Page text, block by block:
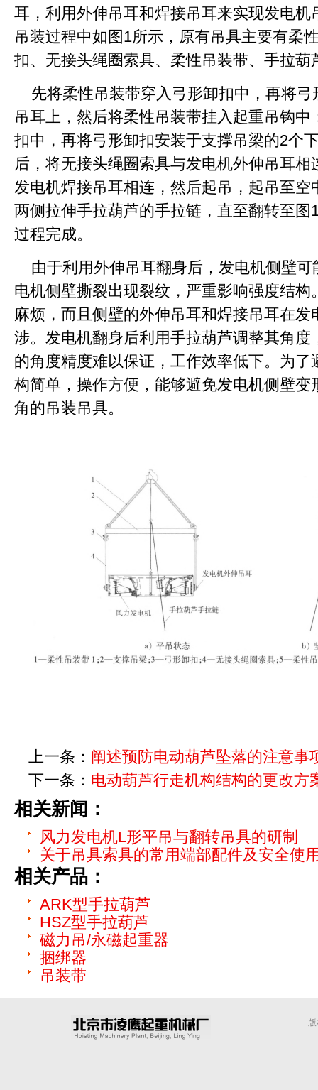
耳，利用外伸吊耳和焊接吊耳来实现发电
吊装过程中如图1所示，原有吊具主要有柔
扣、无接头绳圈索具、柔性吊装带、手拉葫
先将柔性吊装带穿入弓形卸扣中，再将
吊耳上，然后将柔性吊装带挂入起重吊钩
扣中，再将弓形卸扣安装于支撑吊梁的2个
后，将无接头绳圈索具与发电机外伸吊耳
发电机焊接吊耳相连，然后起吊，起吊至
两侧拉伸手拉葫芦的手拉链，直至翻转至
过程完成。
由于利用外伸吊耳翻身后，发电机侧壁
电机侧壁撕裂出现裂纹，严重影响强度结
麻烦，而且侧壁的外伸吊耳和焊接吊耳在
涉。发电机翻身后利用手拉葫芦调整其角
的角度精度难以保证，工作效率低下。为
构简单，操作方便，能够避免发电机侧壁
角的吊装吊具。
上一条： 阐述预防电动葫芦坠落的注意事
下一条： 电动葫芦行走机构结构的更改方
相关新闻：
风力发电机L形平吊与翻转吊具的研制
关于吊具索具的常用端部配件及安全使
相关产品：
ARK型手拉葫芦
HSZ型手拉葫芦
磁力吊/永磁起重器
捆绑器
吊装带